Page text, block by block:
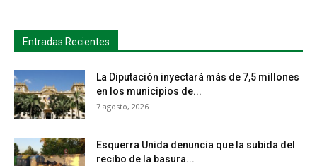
Entradas Recientes
La Diputación inyectará más de 7,5 millones
en los municipios de...
7 agosto, 2026
Esquerra Unida denuncia que la subida del
recibo de la basura...